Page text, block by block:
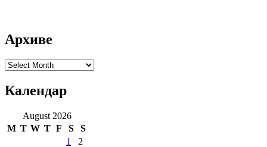
Архиве
Архиве
Календар
August 2026
M T W T F S
S
1
2